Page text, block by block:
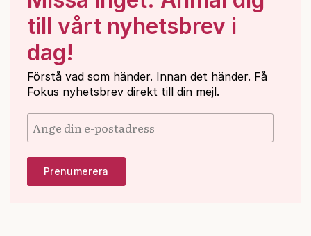
till vårt nyhetsbrev i
dag!
Förstå vad som händer. Innan det händer. Få
Fokus nyhetsbrev direkt till din mejl.